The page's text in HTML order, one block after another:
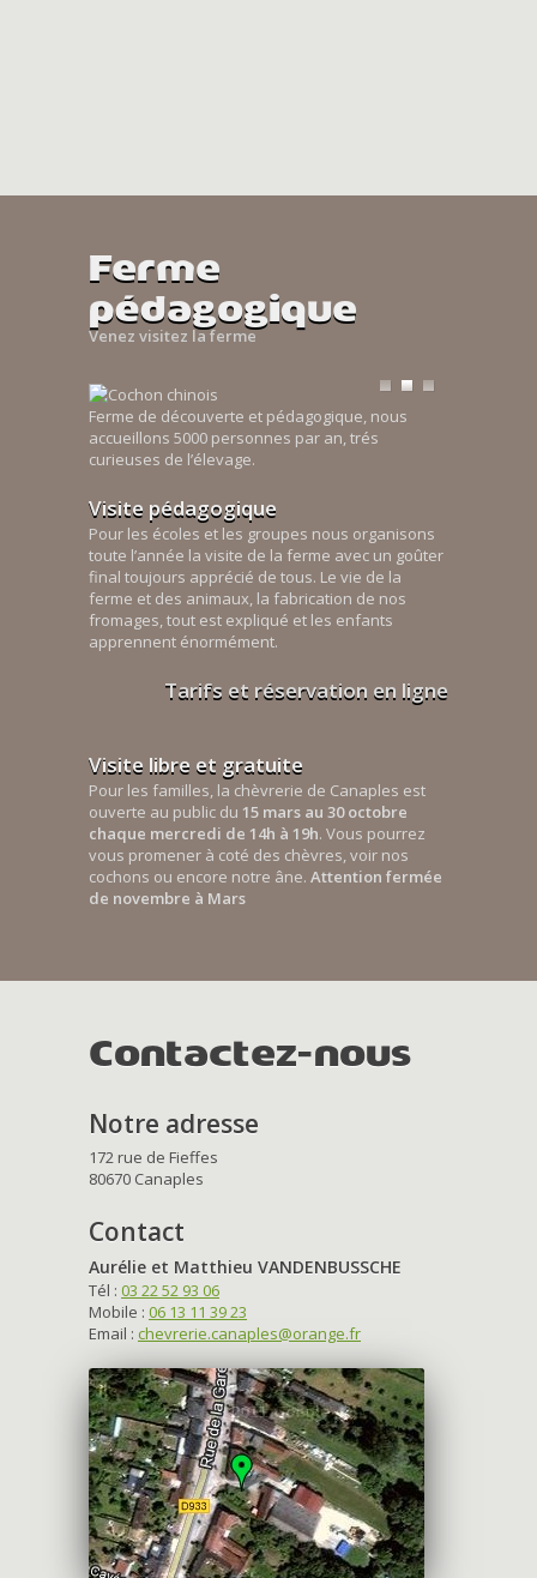
Ferme
pédagogique
Venez visitez la ferme
Ferme de découverte et pédagogique, nous
accueillons 5000 personnes par an, trés
curieuses de l’élevage.
Visite pédagogique
Pour les écoles et les groupes nous organisons
toute l’année la visite de la ferme avec un goûter
final toujours apprécié de tous. Le vie de la
ferme et des animaux, la fabrication de nos
fromages, tout est expliqué et les enfants
apprennent énormément.
Tarifs et réservation en ligne
Visite libre et gratuite
Pour les familles, la chèvrerie de Canaples est
ouverte au public du 15 mars au 30 octobre
chaque mercredi de 14h à 19h. Vous pourrez
vous promener à coté des chèvres, voir nos
cochons ou encore notre âne. Attention fermée
de novembre à Mars
Contactez-nous
Notre adresse
172 rue de Fieffes
80670 Canaples
Contact
Aurélie et Matthieu VANDENBUSSCHE
Tél : 03 22 52 93 06
Mobile : 06 13 11 39 23
Email : chevrerie.canaples@orange.fr